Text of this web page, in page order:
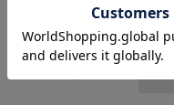
¥22,880税込 ¥21,780